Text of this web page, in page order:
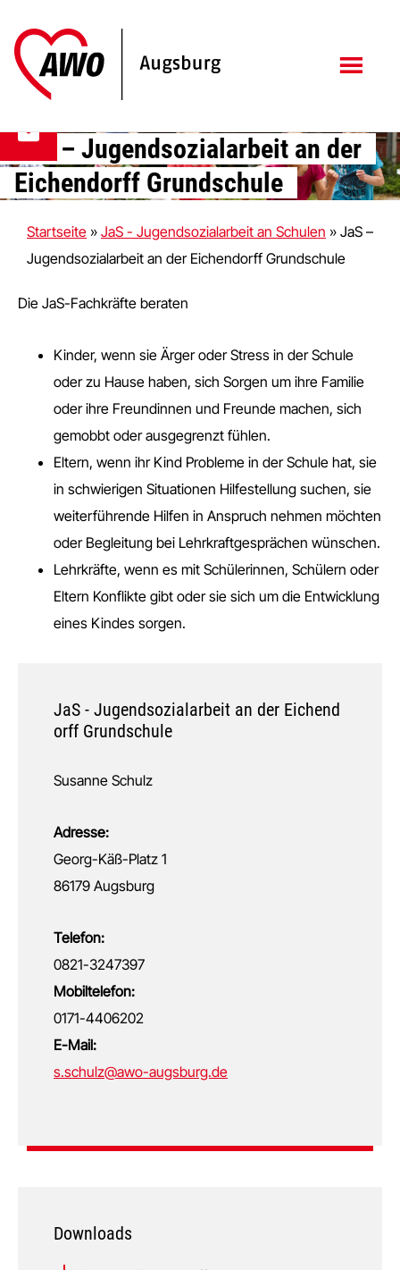
Inhalt
springen
Fußzeile
springen
JaS – Jugendsozialarbeit an der
Eichendorff Grundschule
Startseite » JaS - Jugendsozialarbeit an Schulen » JaS –
Jugendsozialarbeit an der Eichendorff Grundschule
Die JaS-Fachkräfte beraten
Kinder, wenn sie Ärger oder Stress in der Schule
oder zu Hause haben, sich Sorgen um ihre Familie
oder ihre Freundinnen und Freunde machen, sich
gemobbt oder ausgegrenzt fühlen.
Eltern, wenn ihr Kind Probleme in der Schule hat, sie
in schwierigen Situationen Hilfestellung suchen, sie
weiterführende Hilfen in Anspruch nehmen möchten
oder Begleitung bei Lehrkraftgesprächen wünschen.
Lehrkräfte, wenn es mit Schülerinnen, Schülern oder
Eltern Konflikte gibt oder sie sich um die Entwicklung
eines Kindes sorgen.
JaS - Jugendsozialarbeit an der Eichend
orff Grundschule
Susanne Schulz
Adresse:
Georg-Käß-Platz 1
86179 Augsburg
Telefon:
0821-3247397
Mobiltelefon:
0171-4406202
E-Mail:
s.schulz@awo-augsburg.de
Downloads